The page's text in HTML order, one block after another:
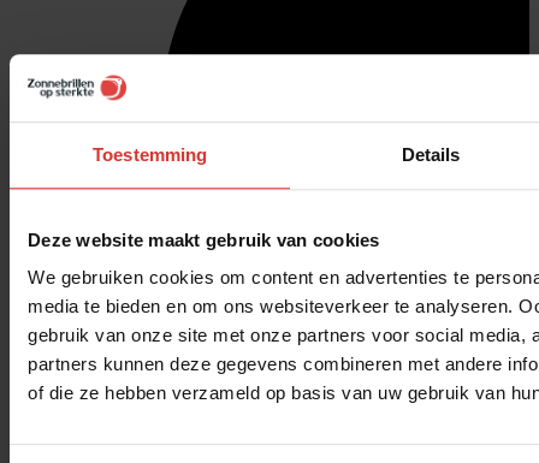
Toestemming Details
Deze website maakt gebruik van cookies
We gebruiken cookies om content en advertenties te
media te bieden en om ons websiteverkeer te analyseren.
gebruik van onze site met onze partners voor social media,
partners kunnen deze gegevens combineren met andere
of die ze hebben verzameld op basis van uw gebruik van